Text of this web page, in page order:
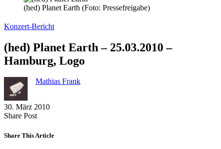
(hed) Planet Earth (Foto: Pressefreigabe)
Konzert-Bericht
(hed) Planet Earth – 25.03.2010 –
Hamburg, Logo
Mathias Frank
30. März 2010
Share PostShare
Facebook
Copy
to
Send
via
Share This Article